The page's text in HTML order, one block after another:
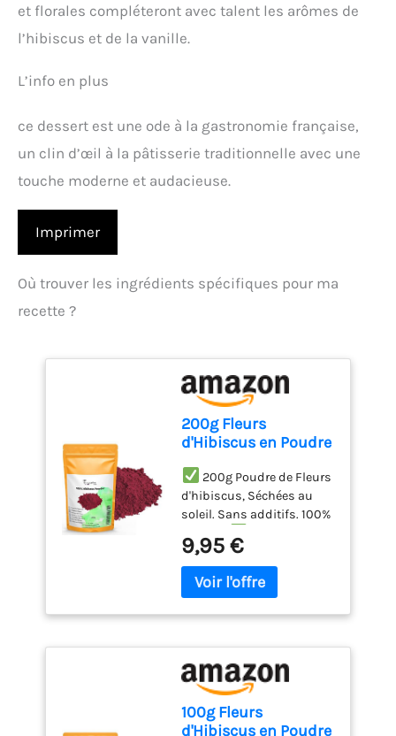
et florales compléteront avec talent les arômes de
l’hibiscus et de la vanille.
L’info en plus
ce dessert est une ode à la gastronomie française,
un clin d’œil à la pâtisserie traditionnelle avec une
touche moderne et audacieuse.
Imprimer
Où trouver les ingrédients spécifiques pour ma
recette ?
200g Fleurs
d'Hibiscus en Poudre
| Fleurs de Hibiscus
Moulues |100%
Naturel, Pur et Sans
Additifs
200g Poudre de Fleurs
d'hibiscus, Séchées au
soleil. Sans additifs. 100%
Naturel.
hibiscus a un parfum
intense, une finesse,
saveur, et des propriétés
Hibiscus de Qualité
Supérieure : Bissap,
Karkadé est séchée au
soleil pour préserver ses
substances actives.
9,95 €
100g Fleurs
d'Hibiscus en Poudre